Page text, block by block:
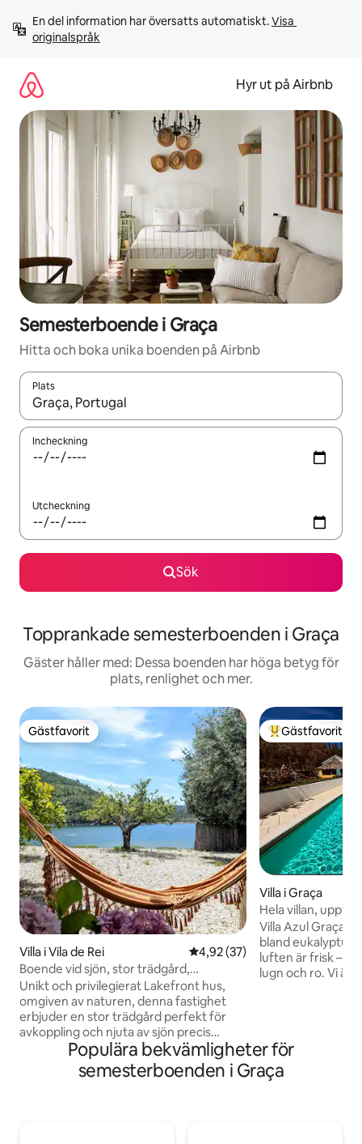
innehåll
En del information har översatts automatiskt. Visa
originalspråk
Hyr ut på Airbnb
Semesterboende i Graça
Hitta och boka unika boenden på Airbnb
Plats
När resultaten är tillgängliga kan du navigera med upp- och
Incheckning
Utcheckning
Sök
Topprankade semesterboenden i Graça
Gäster håller med: Dessa boenden har höga betyg för
plats, renlighet och mer.
Gästfavorit
Gästfavorit
Villa i Vila de Rei 4,92 av 5 i genomsnittligt
4,92 (37)
Boende vid sjön, stor trädgård,
fantastisk utsikt, bubbelpool
Unikt och privilegierat Lakefront hus,
omgiven av naturen, denna fastighet
erbjuder en stor trädgård perfekt för
avkoppling och njuta av sjön precis
bredvid det och en varm vatten flod
strand bara några steg bort. Det rymliga
huset har matplats inomhus och
Populär
Gästfavorit
Villa i Graça
Hela villan,
gym, bio
Villa Azul Graça
bland
luften är frisk –
lugn och ro. Vi är långt bort från liv och
att använda som
utforska landet,
Graça ligger
Populära bekvämligheter för
semesterboenden i Graça